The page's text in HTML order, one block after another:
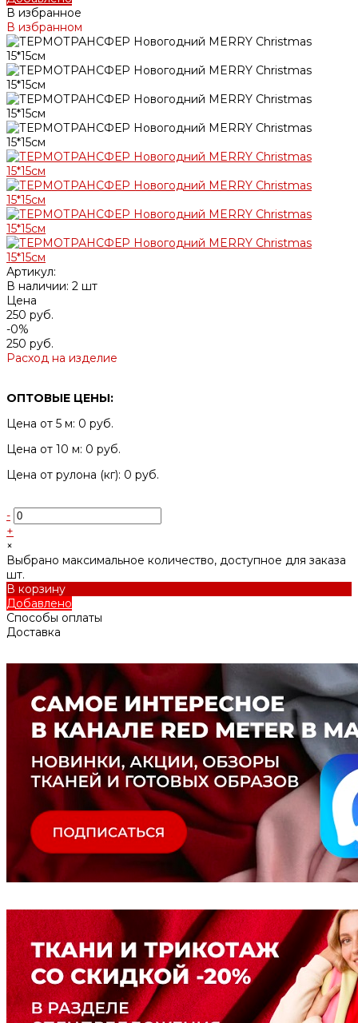
В избранное
В избранном
Артикул:
В наличии: 2 шт
Цена
250 руб.
-0%
250 руб.
Расход на изделие
ОПТОВЫЕ ЦЕНЫ:
Цена от 5 м: 0 руб.
Цена от 10 м: 0 руб.
Цена от рулона (кг): 0 руб.
-
+
×
Выбрано максимальное количество, доступное для заказа
шт.
В корзину
Добавлено
Способы оплаты
Доставка